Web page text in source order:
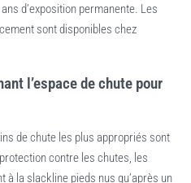
d’exposition permanente. Les
sont disponibles chez
l’espace de chute pour
de chute les plus appropriés sont
contre les chutes, les
à la slackline pieds nus qu’après un